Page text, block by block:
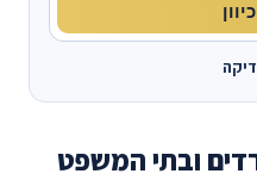
ובתי המשפט